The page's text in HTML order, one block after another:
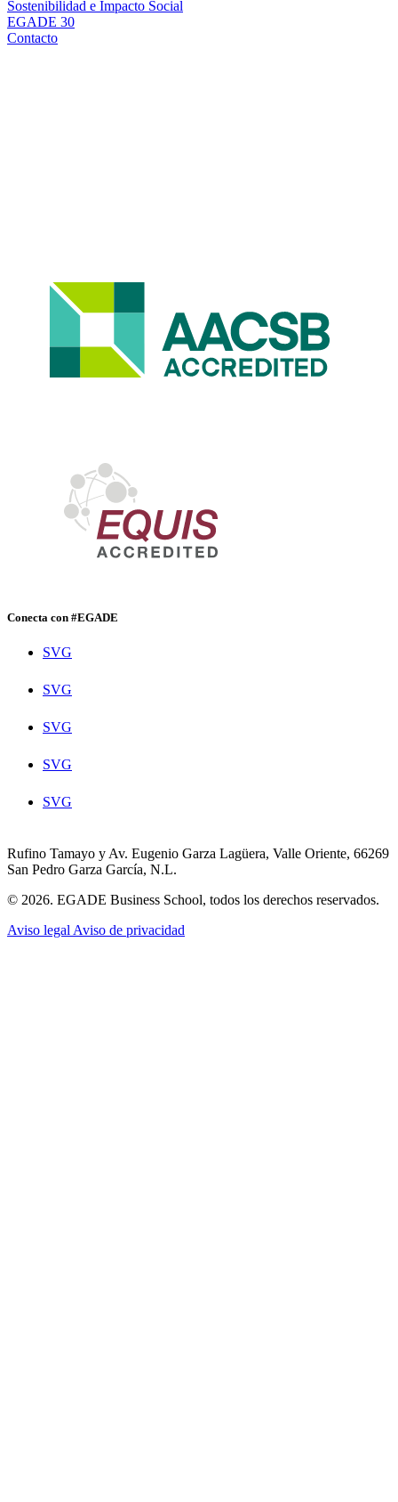
Sostenibilidad e Impacto Social
EGADE 30
Contacto
Conecta con #EGADE
SVG
SVG
SVG
SVG
SVG
Rufino Tamayo y Av. Eugenio Garza Lagüera, Valle Oriente, 66269
San Pedro Garza García, N.L.
© 2026. EGADE Business School, todos los derechos reservados.
Aviso legal Aviso de privacidad